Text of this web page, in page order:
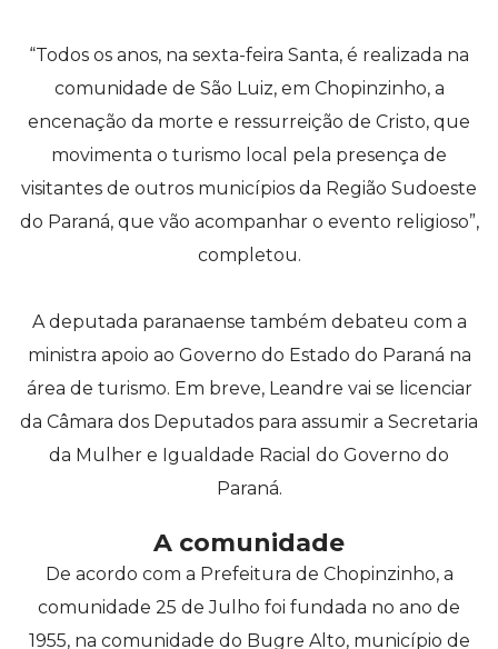
“Todos os anos, na sexta-feira Santa, é realizada na
comunidade de São Luiz, em Chopinzinho, a
encenação da morte e ressurreição de Cristo, que
movimenta o turismo local pela presença de
visitantes de outros municípios da Região Sudoeste
do Paraná, que vão acompanhar o evento religioso”,
completou.
A deputada paranaense também debateu com a
ministra apoio ao Governo do Estado do Paraná na
área de turismo. Em breve, Leandre vai se licenciar
da Câmara dos Deputados para assumir a Secretaria
da Mulher e Igualdade Racial do Governo do
Paraná.
A comunidade
De acordo com a Prefeitura de Chopinzinho, a
comunidade 25 de Julho foi fundada no ano de
1955, na comunidade do Bugre Alto, município de